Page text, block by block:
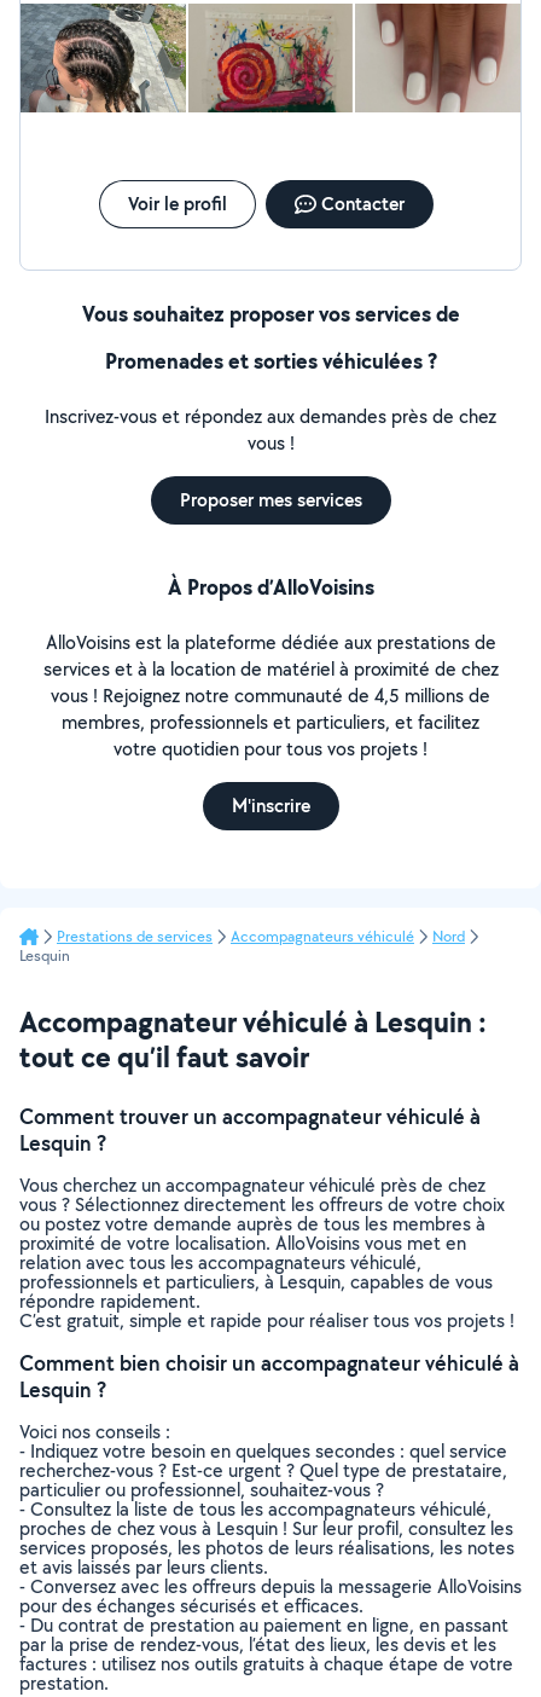
souriante dynamique et créative. Je cherche à travailler
afin de pouvoir mettre de l'argent de côté.
Voir le profil Contacter
Vous souhaitez proposer vos services de
Promenades et sorties véhiculées ?
Inscrivez-vous et répondez aux demandes près de chez
vous !
Proposer mes services
À Propos d’AlloVoisins
AlloVoisins est la plateforme dédiée aux prestations de
services et à la location de matériel à proximité de chez
vous ! Rejoignez notre communauté de 4,5 millions de
membres, professionnels et particuliers, et facilitez
votre quotidien pour tous vos projets !
M'inscrire
Prestations de services Accompagnateurs véhiculé
Nord
Lesquin
Accompagnateur véhiculé à Lesquin :
tout ce qu’il faut savoir
Comment trouver un accompagnateur véhiculé à
Lesquin ?
Vous cherchez un accompagnateur véhiculé près de chez
vous ? Sélectionnez directement les offreurs de votre choix
ou postez votre demande auprès de tous les membres à
proximité de votre localisation. AlloVoisins vous met en
relation avec tous les accompagnateurs véhiculé,
professionnels et particuliers, à Lesquin, capables de vous
répondre rapidement.
C’est gratuit, simple et rapide pour réaliser tous vos projets !
Comment bien choisir un accompagnateur véhiculé à
Lesquin ?
Voici nos conseils :
- Indiquez votre besoin en quelques secondes : quel service
recherchez-vous ? Est-ce urgent ? Quel type de prestataire,
particulier ou professionnel, souhaitez-vous ?
- Consultez la liste de tous les accompagnateurs véhiculé,
proches de chez vous à Lesquin ! Sur leur profil, consultez les
services proposés, les photos de leurs réalisations, les notes
et avis laissés par leurs clients.
- Conversez avec les offreurs depuis la messagerie AlloVoisins
pour des échanges sécurisés et efficaces.
- Du contrat de prestation au paiement en ligne, en passant
par la prise de rendez-vous, l’état des lieux, les devis et les
factures : utilisez nos outils gratuits à chaque étape de votre
prestation.